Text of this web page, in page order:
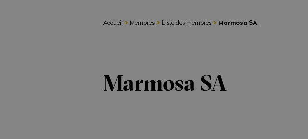
Accueil › Membres › Liste des membres › Marmosa SA
Marmosa SA